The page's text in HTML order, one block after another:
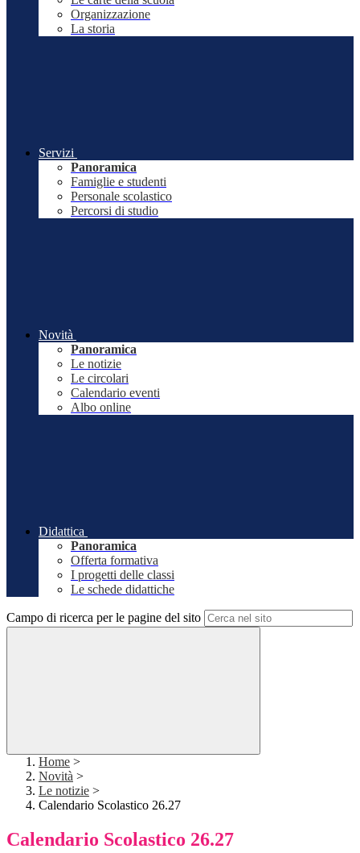
Organizzazione
La storia
Servizi
Panoramica
Famiglie e studenti
Personale scolastico
Percorsi di studio
Novità
Panoramica
Le notizie
Le circolari
Calendario eventi
Albo online
Didattica
Panoramica
Offerta formativa
I progetti delle classi
Le schede didattiche
Campo di ricerca per le pagine del sito
Home >
Novità >
Le notizie >
Calendario Scolastico 26.27
Calendario Scolastico 26.27